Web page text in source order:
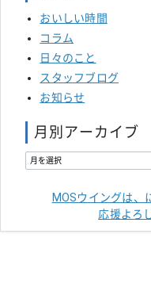
おいしい時間
コラム
日々のこと
スタッフブログ
お知らせ
月別アーカイブ
MOSウイングは、
応援よろ